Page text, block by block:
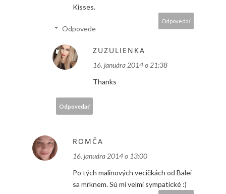
Kisses.
Odpovedať
Odpovede
ZUZULIENKA
16. januára 2014 o 21:38
Thanks
Odpovedať
ROMČA
16. januára 2014 o 13:00
Po tých malinových vecičkách od Balei
sa mrknem. Sú mi velmi sympatické :)